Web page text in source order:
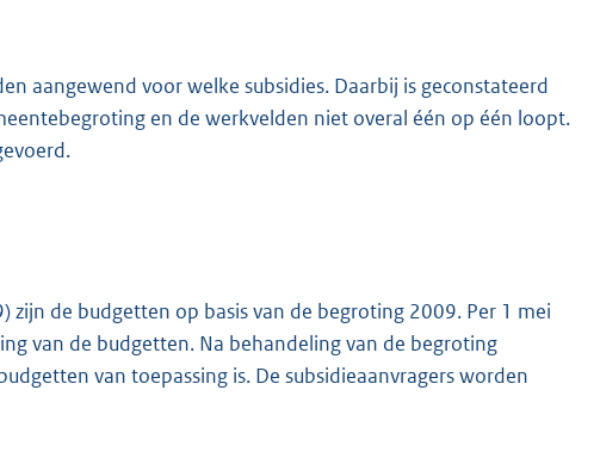
aangewend voor welke subsidies. Daarbij is geconstateerd
en de werkvelden niet overal één op één loopt.
zijn de budgetten op basis van de begroting 2009. Per 1 mei
van de budgetten. Na behandeling van de begroting
van toepassing is. De subsidieaanvragers worden